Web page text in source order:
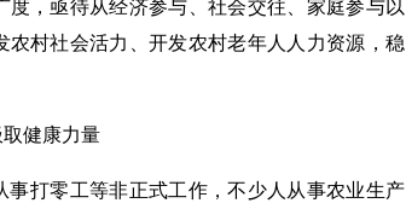
，亟待从经济参与、社会交往、家庭参与以
村社会活力、开发农村老年人人力资源，稳
健康力量
打零工等非正式工作，不少人从事农业生产